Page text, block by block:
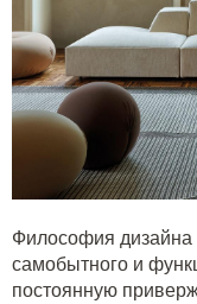
Философия дизайна
самобытного и
постоянную